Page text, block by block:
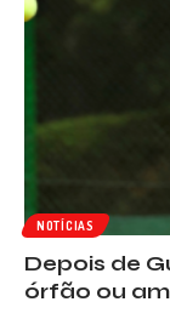
NOTÍCIAS
Depois de
órfão ou